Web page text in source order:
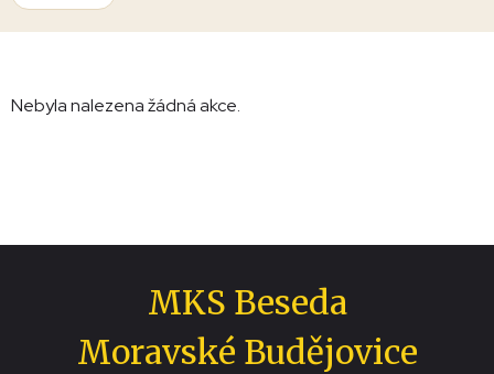
Nebyla nalezena žádná akce.
MKS Beseda
Moravské Budějovice